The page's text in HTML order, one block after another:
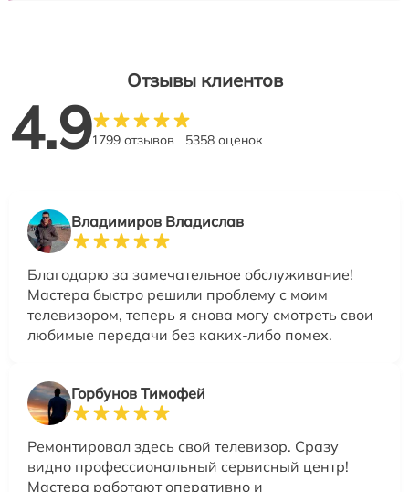
Отзывы клиентов
4.91799 отзывов 5358 оценок
Владимиров Владислав
Благодарю за замечательное обслуживание!
Мастера быстро решили проблему с моим
телевизором, теперь я снова могу смотреть свои
любимые передачи без каких-либо помех.
Горбунов Тимофей
Ремонтировал здесь свой телевизор. Сразу
видно профессиональный сервисный центр!
Мастера работают оперативно и